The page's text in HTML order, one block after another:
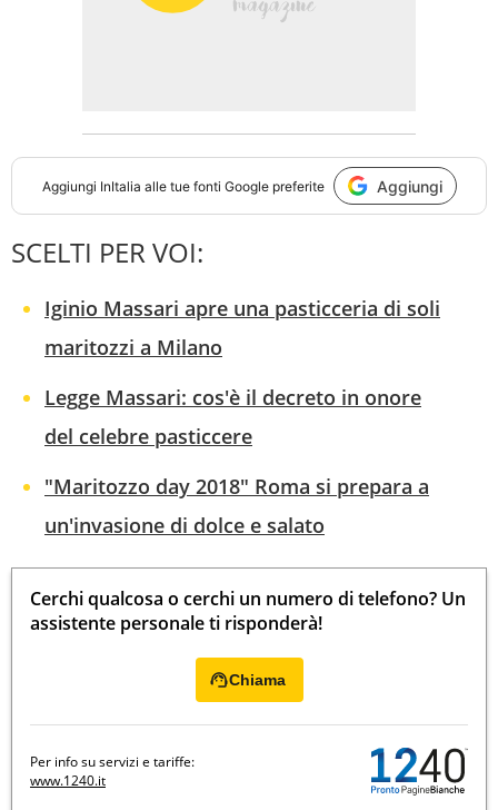
Aggiungi InItalia alle tue fonti Google preferite Aggiungi
SCELTI PER VOI:
Iginio Massari apre una pasticceria di soli
maritozzi a Milano
Legge Massari: cos'è il decreto in onore
del celebre pasticcere
"Maritozzo day 2018" Roma si prepara a
un'invasione di dolce e salato
Cerchi qualcosa o cerchi un numero di telefono? Un
assistente personale ti risponderà!
Chiama
Per info su servizi e tariffe:
www.1240.it